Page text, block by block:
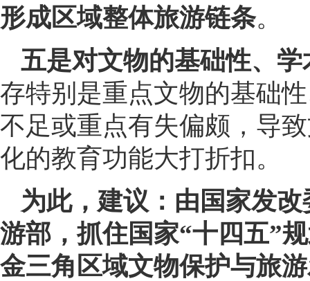
形成区域整体旅游链条。
五是对文物的基础性、
存特别是重点文物的基础
不足或重点有失偏颇，导
化的教育功能大打折扣。
为此，建议：由国家发
游部，抓住国家“十四五”
金三角区域文物保护与旅